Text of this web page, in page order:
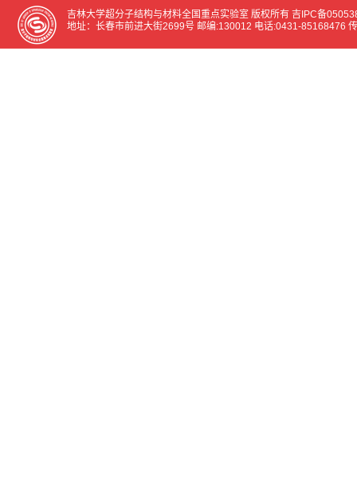
吉林大学超分子结构与材料全国重点实验室 版权所有 吉IPC备
地址：长春市前进大街2699号 邮编:130012 电话:0431-85168476